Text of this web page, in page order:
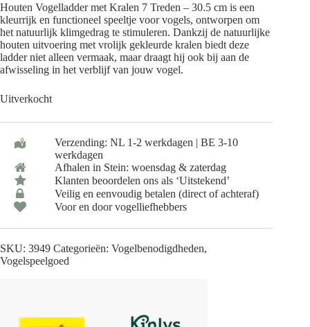
Houten Vogelladder met Kralen 7 Treden – 30.5 cm is een
kleurrijk en functioneel speeltje voor vogels, ontworpen om
het natuurlijk klimgedrag te stimuleren. Dankzij de natuurlijke
houten uitvoering met vrolijk gekleurde kralen biedt deze
ladder niet alleen vermaak, maar draagt hij ook bij aan de
afwisseling in het verblijf van jouw vogel.
Uitverkocht
Verzending: NL 1-2 werkdagen | BE 3-10
werkdagen
Afhalen in Stein: woensdag & zaterdag
Klanten beoordelen ons als ‘Uitstekend’
Veilig en eenvoudig betalen (direct of achteraf)
Voor en door vogelliefhebbers
SKU: 3949 Categorieën: Vogelbenodigdheden,
Vogelspeelgoed